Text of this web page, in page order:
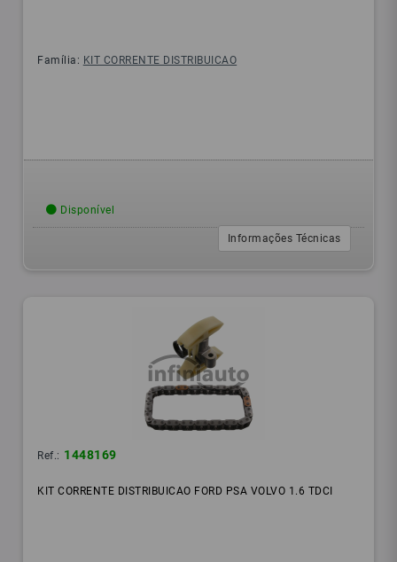
Família: KIT CORRENTE DISTRIBUICAO
Disponível
Informações Técnicas
Ref.: 1448169
KIT CORRENTE DISTRIBUICAO FORD PSA VOLVO 1.6 TDCI